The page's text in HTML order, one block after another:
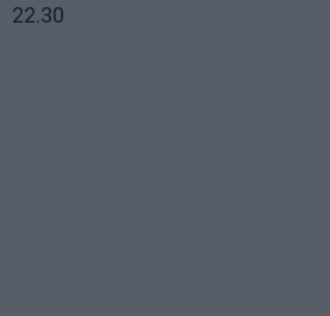
22.30